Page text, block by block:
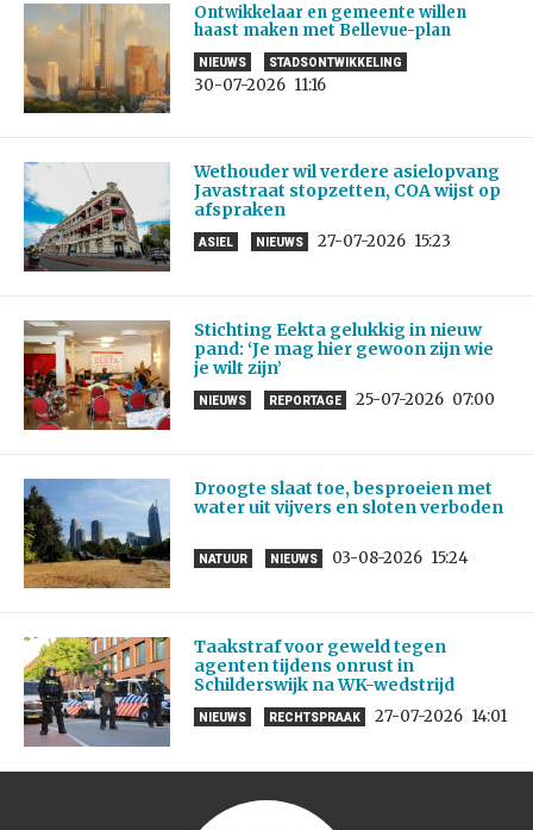
Ontwikkelaar en gemeente willen
haast maken met Bellevue-plan
NIEUWS STADSONTWIKKELING
30-07-2026 11:16
Wethouder wil verdere asielopvang
Javastraat stopzetten, COA wijst op
afspraken
ASIEL NIEUWS 27-07-2026 15:23
Stichting Eekta gelukkig in nieuw
pand: ‘Je mag hier gewoon zijn wie
je wilt zijn’
NIEUWS REPORTAGE 25-07-2026 07:00
Droogte slaat toe, besproeien met
water uit vijvers en sloten verboden
NATUUR NIEUWS 03-08-2026 15:24
Taakstraf voor geweld tegen
agenten tijdens onrust in
Schilderswijk na WK-wedstrijd
NIEUWS RECHTSPRAAK 27-07-2026 14:01